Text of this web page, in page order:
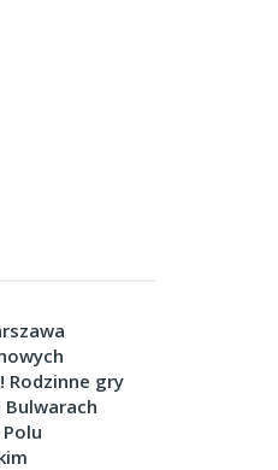
Rodzinne gry
Bulwarach